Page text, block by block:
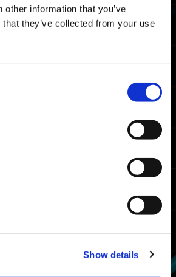
other information that you’ve
they’ve collected from your use
Show details
سقف مرات تصنيف
سقف مرات تصنيف المقاتلين
Xbox Series X|S / Xbox
معدل استخدام البدلة الآلية